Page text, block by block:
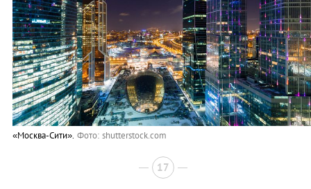
«Москва-Сити». Фото: shutterstock.com
17